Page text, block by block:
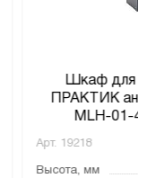
Шкаф для
ПРАКТИК
MLH-01-40
Арт. 19218
Высота, мм